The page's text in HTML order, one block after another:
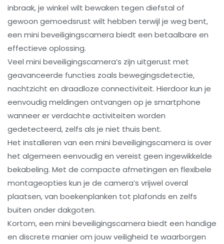
inbraak, je winkel wilt bewaken tegen diefstal of
gewoon gemoedsrust wilt hebben terwijl je weg bent,
een mini beveiligingscamera biedt een betaalbare en
effectieve oplossing.
Veel mini beveiligingscamera’s zijn uitgerust met
geavanceerde functies zoals bewegingsdetectie,
nachtzicht en draadloze connectiviteit. Hierdoor kun je
eenvoudig meldingen ontvangen op je smartphone
wanneer er verdachte activiteiten worden
gedetecteerd, zelfs als je niet thuis bent.
Het installeren van een mini beveiligingscamera is over
het algemeen eenvoudig en vereist geen ingewikkelde
bekabeling. Met de compacte afmetingen en flexibele
montageopties kun je de camera’s vrijwel overal
plaatsen, van boekenplanken tot plafonds en zelfs
buiten onder dakgoten.
Kortom, een mini beveiligingscamera biedt een handige
en discrete manier om jouw veiligheid te waarborgen